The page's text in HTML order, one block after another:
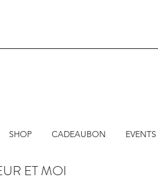
SHOP CADEAUBON EVENTS
ET MOI